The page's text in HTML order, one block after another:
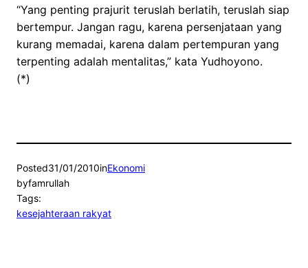
“Yang penting prajurit teruslah berlatih, teruslah siap
bertempur. Jangan ragu, karena persenjataan yang
kurang memadai, karena dalam pertempuran yang
terpenting adalah mentalitas,” kata Yudhoyono.
(*)
Posted31/01/2010inEkonomi
byfamrullah
Tags:
kesejahteraan rakyat